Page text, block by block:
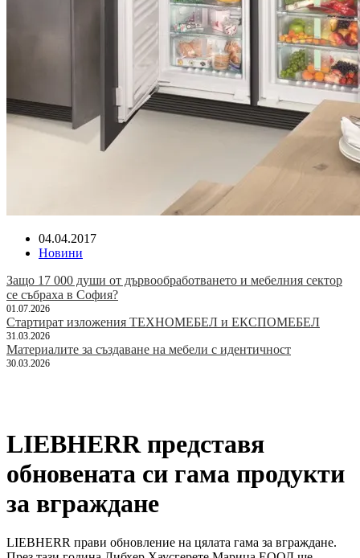
04.04.2017
Новини
Защо 17 000 души от дървообработването и мебелния сектор
се събраха в София?
01.07.2026
Стартират изложения ТЕХНОМЕБЕЛ и ЕКСПОМЕБЕЛ
31.03.2026
Материалите за създаване на мебели с идентичност
30.03.2026
LIEBHERR представя
обновената си гама продукти
за вграждане
LIEBHERR прави обновление на цялата гама за вграждане.